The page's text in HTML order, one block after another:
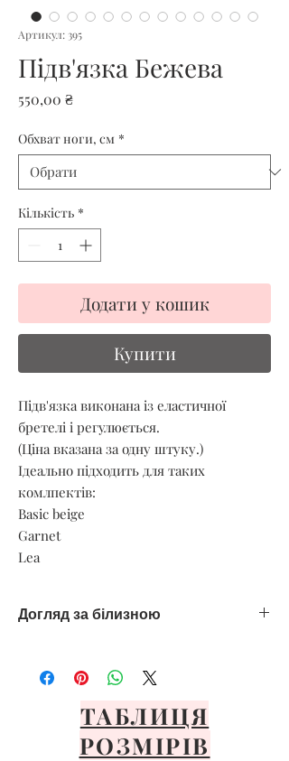
Артикул: 395
Підв'язка Бежева
550,00 ₴Ціна
Обхват ноги, см *
Кількість *
Додати у кошик
Купити
Підв'язка виконана із еластичної
бретелі і регулюється.
(Ціна вказана за одну штуку.)
Ідеально підходить для таких
комлпектів:
Basic beige
Garnet
Lea
Догляд за білизною
Уникайте спеки
Сушити тільки на повітрі
Уникайте прямих сонячних променів
Розкладіть або повісьте на передню
ТАБЛИЦЯ
РОЗМІРІВ